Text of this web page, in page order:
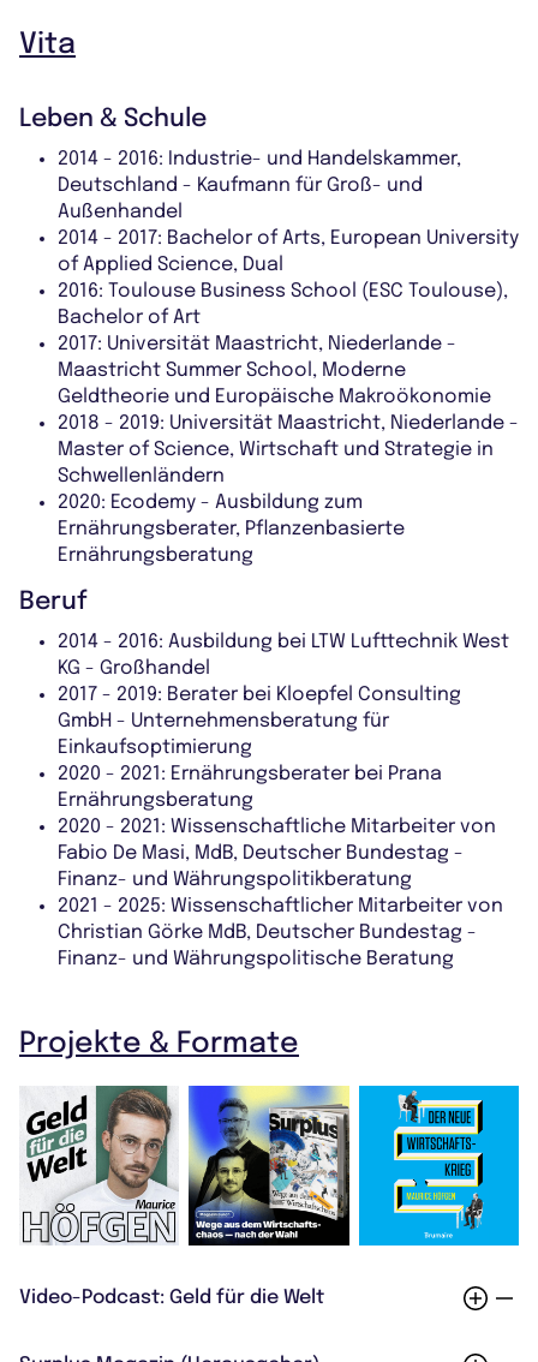
Vita
Leben & Schule
2014 - 2016: Industrie- und Handelskammer,
Deutschland - Kaufmann für Groß- und
Außenhandel
2014 - 2017: Bachelor of Arts, European University
of Applied Science, Dual
2016: Toulouse Business School (ESC Toulouse),
Bachelor of Art
2017: Universität Maastricht, Niederlande -
Maastricht Summer School, Moderne
Geldtheorie und Europäische Makroökonomie
2018 - 2019: Universität Maastricht, Niederlande -
Master of Science, Wirtschaft und Strategie in
Schwellenländern
2020: Ecodemy - Ausbildung zum
Ernährungsberater, Pflanzenbasierte
Ernährungsberatung
Beruf
2014 - 2016: Ausbildung bei LTW Lufttechnik West
KG - Großhandel
2017 - 2019: Berater bei Kloepfel Consulting
GmbH - Unternehmensberatung für
Einkaufsoptimierung
2020 - 2021: Ernährungsberater bei Prana
Ernährungsberatung
2020 - 2021: Wissenschaftliche Mitarbeiter von
Fabio De Masi, MdB, Deutscher Bundestag -
Finanz- und Währungspolitikberatung
2021 - 2025: Wissenschaftlicher Mitarbeiter von
Christian Görke MdB, Deutscher Bundestag -
Finanz- und Währungspolitische Beratung
Projekte & Formate
Video-Podcast: Geld für die Welt